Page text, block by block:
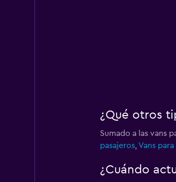
¿Qué otros
Sumado a las vans
pasajeros, Vans
¿Cuándo